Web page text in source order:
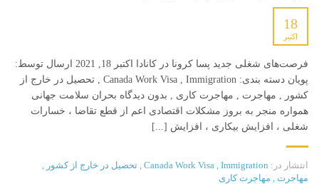
18
اکتبر
فرصت‌های شغلی جدید پسا کرونا در کانادا اکتبر 18, 2021 ارسال توسط:
پویان دسته بندی: Canada Work Visa , Immigration , تحصیل در خارج از
کشور , مهاجرت , مهاجرت کاری , بدون دیدگاه بحران سلامت جهانی
همواره منجر به بروز مشکلات اقتصادی اعم از قطع تقاضا ، خسارات
شغلی ، افزایش بیکاری ، افزایش [...]
انتشار در: Canada Work Visa , Immigration
, تحصیل در خارج از کشور ,
مهاجرت , مهاجرت کاری